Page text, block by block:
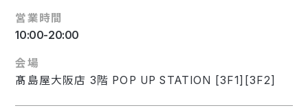
営業時間
10:00-20:00
会場
髙島屋大阪店 3階 POP UP STATION [3F1][3F2]